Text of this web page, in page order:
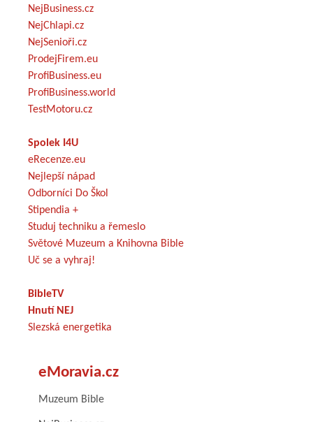
NejBusiness.cz
NejChlapi.cz
NejSenioři.cz
ProdejFirem.eu
ProfiBusiness.eu
ProfiBusiness.world
TestMotoru.cz
Spolek I4U
eRecenze.eu
Nejlepší nápad
Odborníci Do Škol
Stipendia +
Studuj techniku a řemeslo
Světové Muzeum a Knihovna Bible
Uč se a vyhraj!
BibleTV
Hnutí NEJ
Slezská energetika
eMoravia.cz
Muzeum Bible